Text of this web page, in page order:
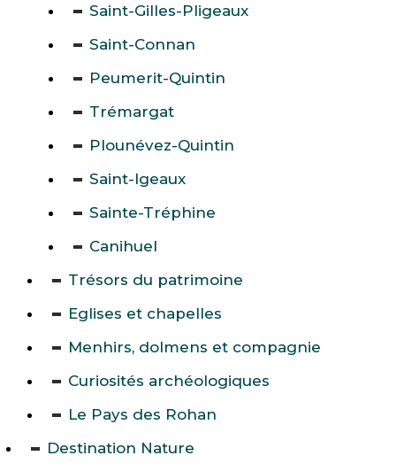
Saint-Gilles-Pligeaux
Saint-Connan
Peumerit-Quintin
Trémargat
Plounévez-Quintin
Saint-Igeaux
Sainte-Tréphine
Canihuel
Trésors du patrimoine
Eglises et chapelles
Menhirs, dolmens et compagnie
Curiosités archéologiques
Le Pays des Rohan
Destination Nature